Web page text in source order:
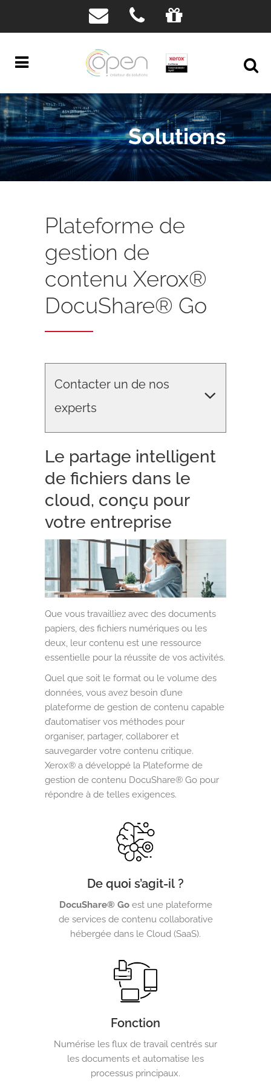
Solutions
Plateforme de
gestion de
contenu Xerox®
DocuShare® Go
Contacter un de nos
experts
Open
Téléphone :01 40 22 08 80
Fax :
01 40 22 02 55
Adresse :174 quai Jemmapes,
Paris
Horaires d'ouverture :
Du Lundi au Vendredi 9h à 18h30
Le partage intelligent
de fichiers dans le
cloud, conçu pour
votre entreprise
Que vous travailliez avec des documents
papiers, des fichiers numériques ou les
deux, leur contenu est une ressource
essentielle pour la réussite de vos activités.
Quel que soit le format ou le volume des
données, vous avez besoin d’une
plateforme de gestion de contenu capable
d’automatiser vos méthodes pour
organiser, partager, collaborer et
sauvegarder votre contenu critique.
Xerox® a développé la Plateforme de
gestion de contenu DocuShare® Go pour
répondre à de telles exigences.
De quoi s’agit-il ?
DocuShare® Goest une plateforme
de services de contenu collaborative
hébergée dans le Cloud (SaaS).
Fonction
Numérise les flux de travail centrés sur
les documents et automatise les
processus principaux.